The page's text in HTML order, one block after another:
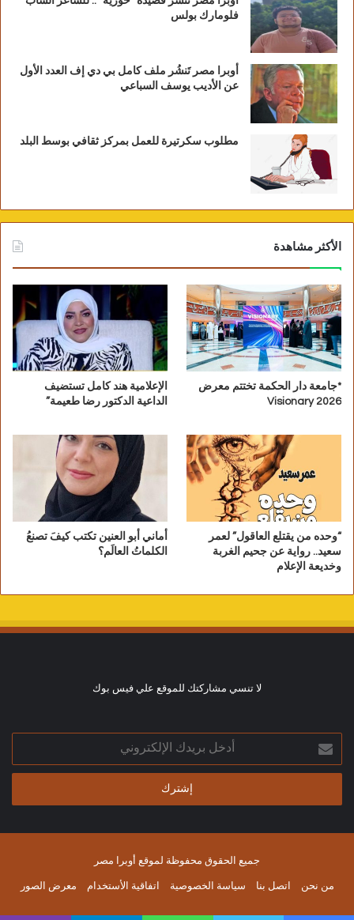
فلومارك بولس
أوبرا مصر تَنشُر ملف كامل بي دي إف العدد الأول
عن الأديب يوسف السباعي
مطلوب سكرتيرة للعمل بمركز ثقافي بوسط البلد
الأكثر مشاهدة
*جامعة دار الحكمة تختتم معرض
Visionary 2026
الإعلامية هند كامل تستضيف
الداعية الدكتور رضا طعيمة”
“وحده من يقتلع العاقول” لعمر
سعيد.. رواية عن جحيم الغربة
وخديعة الإعلام
أماني أبو العنين تكتب كيفَ تصنعُ
الكلماتُ العالَم؟
لا تنسي مشاركتك للموقع علي فيس بوك
أدخل
بريدك
الإلكتروني
جميع الحقوق محفوظة لموقع أوبرا مصر
من نحن
اتصل بنا سياسة الخصوصية اتفاقية الأستخدام معرض الصور